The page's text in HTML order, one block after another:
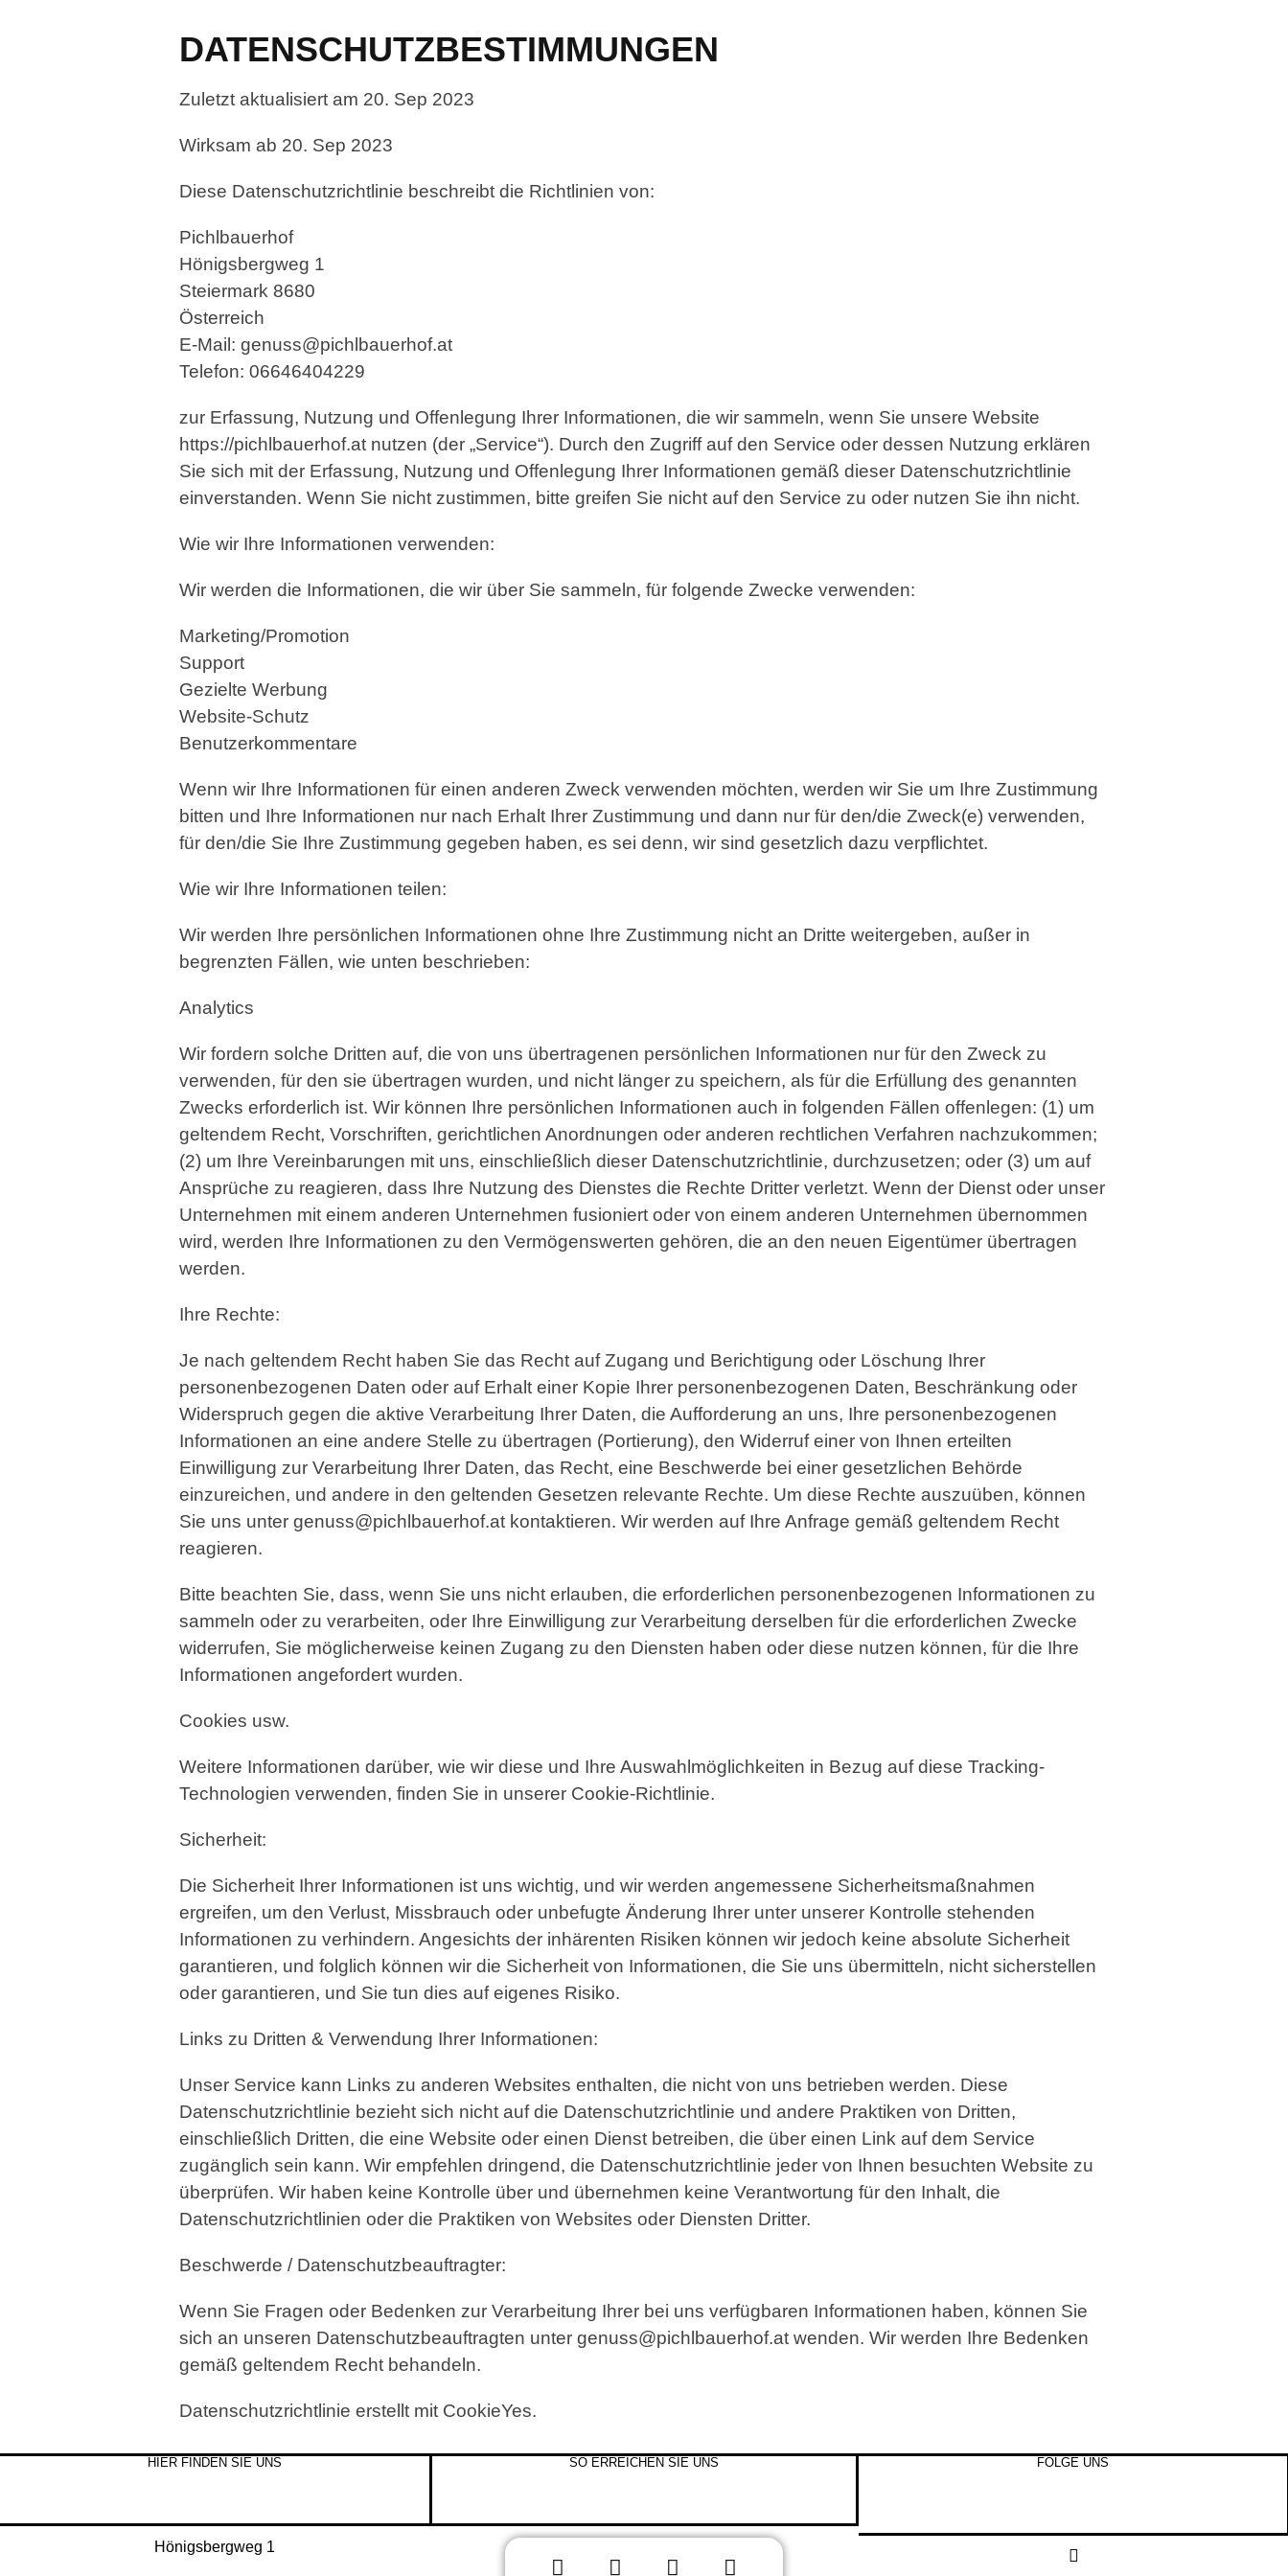
DATENSCHUTZBESTIMMUNGEN
Zuletzt aktualisiert am 20. Sep 2023
Wirksam ab 20. Sep 2023
Diese Datenschutzrichtlinie beschreibt die Richtlinien von:
Pichlbauerhof
Hönigsbergweg 1
Steiermark 8680
Österreich
E-Mail: genuss@pichlbauerhof.at
Telefon: 06646404229
zur Erfassung, Nutzung und Offenlegung Ihrer Informationen, die wir sammeln, wenn Sie unsere Website
https://pichlbauerhof.at nutzen (der „Service“). Durch den Zugriff auf den Service oder dessen Nutzung erklären
Sie sich mit der Erfassung, Nutzung und Offenlegung Ihrer Informationen gemäß dieser Datenschutzrichtlinie
einverstanden. Wenn Sie nicht zustimmen, bitte greifen Sie nicht auf den Service zu oder nutzen Sie ihn nicht.
Wie wir Ihre Informationen verwenden:
Wir werden die Informationen, die wir über Sie sammeln, für folgende Zwecke verwenden:
Marketing/Promotion
Support
Gezielte Werbung
Website-Schutz
Benutzerkommentare
Wenn wir Ihre Informationen für einen anderen Zweck verwenden möchten, werden wir Sie um Ihre Zustimmung
bitten und Ihre Informationen nur nach Erhalt Ihrer Zustimmung und dann nur für den/die Zweck(e) verwenden,
für den/die Sie Ihre Zustimmung gegeben haben, es sei denn, wir sind gesetzlich dazu verpflichtet.
Wie wir Ihre Informationen teilen:
Wir werden Ihre persönlichen Informationen ohne Ihre Zustimmung nicht an Dritte weitergeben, außer in
begrenzten Fällen, wie unten beschrieben:
Analytics
Wir fordern solche Dritten auf, die von uns übertragenen persönlichen Informationen nur für den Zweck zu
verwenden, für den sie übertragen wurden, und nicht länger zu speichern, als für die Erfüllung des genannten
Zwecks erforderlich ist. Wir können Ihre persönlichen Informationen auch in folgenden Fällen offenlegen: (1) um
geltendem Recht, Vorschriften, gerichtlichen Anordnungen oder anderen rechtlichen Verfahren nachzukommen;
(2) um Ihre Vereinbarungen mit uns, einschließlich dieser Datenschutzrichtlinie, durchzusetzen; oder (3) um auf
Ansprüche zu reagieren, dass Ihre Nutzung des Dienstes die Rechte Dritter verletzt. Wenn der Dienst oder unser
Unternehmen mit einem anderen Unternehmen fusioniert oder von einem anderen Unternehmen übernommen
wird, werden Ihre Informationen zu den Vermögenswerten gehören, die an den neuen Eigentümer übertragen
werden.
Ihre Rechte:
Je nach geltendem Recht haben Sie das Recht auf Zugang und Berichtigung oder Löschung Ihrer
personenbezogenen Daten oder auf Erhalt einer Kopie Ihrer personenbezogenen Daten, Beschränkung oder
Widerspruch gegen die aktive Verarbeitung Ihrer Daten, die Aufforderung an uns, Ihre personenbezogenen
Informationen an eine andere Stelle zu übertragen (Portierung), den Widerruf einer von Ihnen erteilten
Einwilligung zur Verarbeitung Ihrer Daten, das Recht, eine Beschwerde bei einer gesetzlichen Behörde
einzureichen, und andere in den geltenden Gesetzen relevante Rechte. Um diese Rechte auszuüben, können
Sie uns unter genuss@pichlbauerhof.at kontaktieren. Wir werden auf Ihre Anfrage gemäß geltendem Recht
reagieren.
Bitte beachten Sie, dass, wenn Sie uns nicht erlauben, die erforderlichen personenbezogenen Informationen zu
sammeln oder zu verarbeiten, oder Ihre Einwilligung zur Verarbeitung derselben für die erforderlichen Zwecke
widerrufen, Sie möglicherweise keinen Zugang zu den Diensten haben oder diese nutzen können, für die Ihre
Informationen angefordert wurden.
Cookies usw.
Weitere Informationen darüber, wie wir diese und Ihre Auswahlmöglichkeiten in Bezug auf diese Tracking-
Technologien verwenden, finden Sie in unserer Cookie-Richtlinie.
Sicherheit:
Die Sicherheit Ihrer Informationen ist uns wichtig, und wir werden angemessene Sicherheitsmaßnahmen
ergreifen, um den Verlust, Missbrauch oder unbefugte Änderung Ihrer unter unserer Kontrolle stehenden
Informationen zu verhindern. Angesichts der inhärenten Risiken können wir jedoch keine absolute Sicherheit
garantieren, und folglich können wir die Sicherheit von Informationen, die Sie uns übermitteln, nicht sicherstellen
oder garantieren, und Sie tun dies auf eigenes Risiko.
Links zu Dritten & Verwendung Ihrer Informationen:
Unser Service kann Links zu anderen Websites enthalten, die nicht von uns betrieben werden. Diese
Datenschutzrichtlinie bezieht sich nicht auf die Datenschutzrichtlinie und andere Praktiken von Dritten,
einschließlich Dritten, die eine Website oder einen Dienst betreiben, die über einen Link auf dem Service
zugänglich sein kann. Wir empfehlen dringend, die Datenschutzrichtlinie jeder von Ihnen besuchten Website zu
überprüfen. Wir haben keine Kontrolle über und übernehmen keine Verantwortung für den Inhalt, die
Datenschutzrichtlinien oder die Praktiken von Websites oder Diensten Dritter.
Beschwerde / Datenschutzbeauftragter:
Wenn Sie Fragen oder Bedenken zur Verarbeitung Ihrer bei uns verfügbaren Informationen haben, können Sie
sich an unseren Datenschutzbeauftragten unter genuss@pichlbauerhof.at wenden. Wir werden Ihre Bedenken
gemäß geltendem Recht behandeln.
Datenschutzrichtlinie erstellt mit CookieYes.
HIER FINDEN SIE UNS
Hönigsbergweg 1
SO ERREICHEN SIE UNS FOLGE UNS